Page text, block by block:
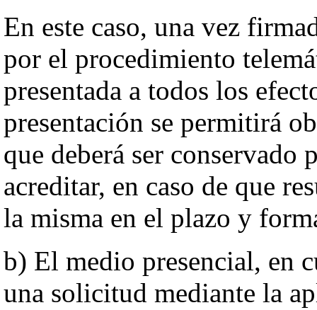
En este caso, una vez
por el procedimiento
presentada a todos los
presentación se permitirá
que deberá ser conservado
acreditar, en caso de que
la misma en el plazo y
b) El medio presencial, en
una solicitud mediante la